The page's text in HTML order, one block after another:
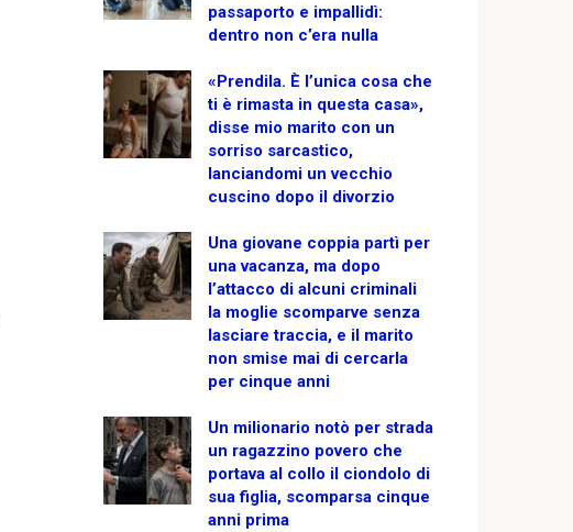
passaporto e impallidì:
dentro non c’era nulla
«Prendila. È l’unica cosa che
ti è rimasta in questa casa»,
disse mio marito con un
sorriso sarcastico,
lanciandomi un vecchio
cuscino dopo il divorzio
Una giovane coppia partì per
una vacanza, ma dopo
l’attacco di alcuni criminali
la moglie scomparve senza
lasciare traccia, e il marito
non smise mai di cercarla
per cinque anni
Un milionario notò per strada
un ragazzino povero che
portava al collo il ciondolo di
sua figlia, scomparsa cinque
anni prima